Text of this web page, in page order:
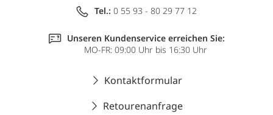
Tel.: 0 55 93 - 80 29 77 12
Unseren Kundenservice erreichen Sie:
MO-FR: 09:00 Uhr bis 16:30 Uhr
Kontaktformular
Retourenanfrage